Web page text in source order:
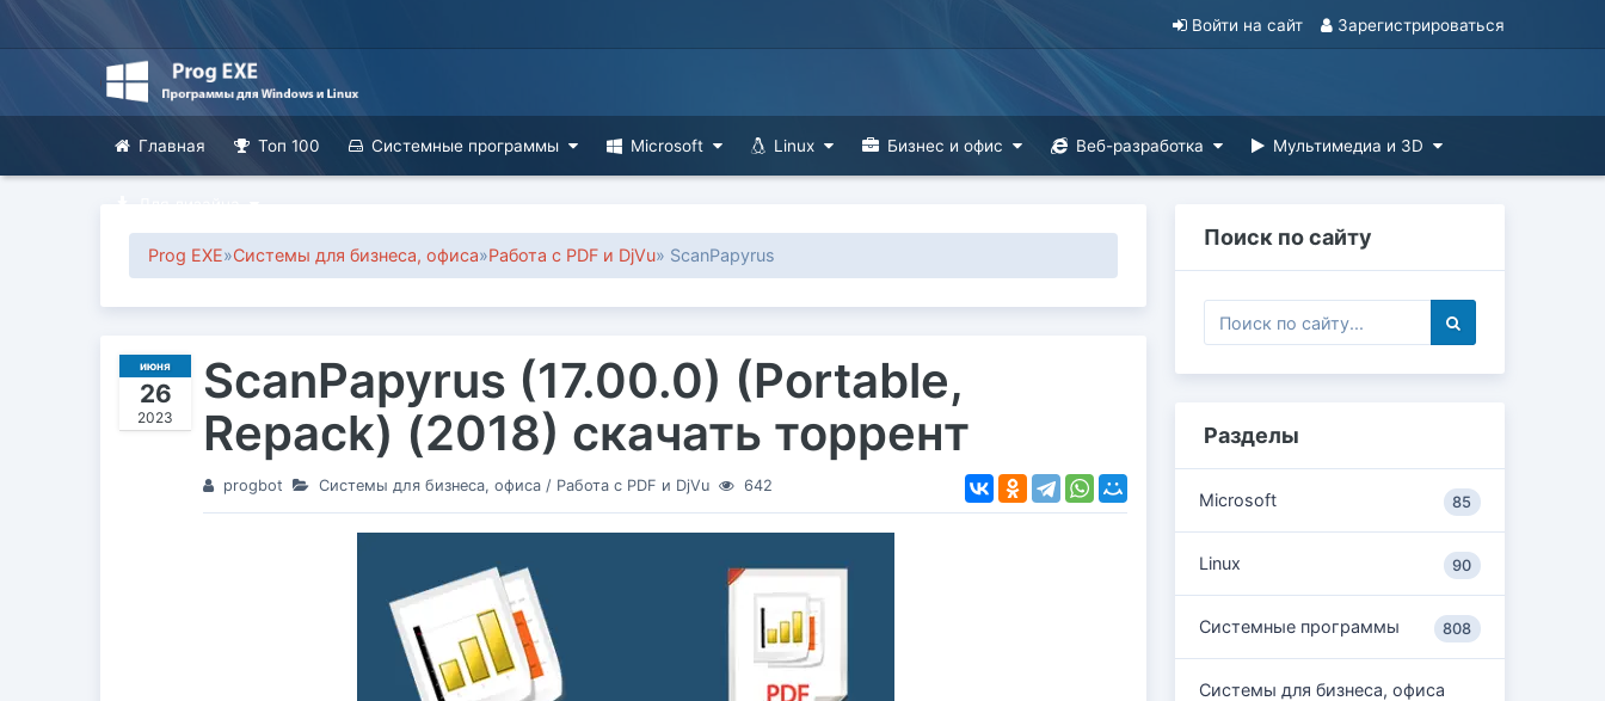
Войти на сайт Зарегистрироваться
Главная Топ 100 Системные программы Microsoft Linux Бизнес и офис Веб-разработка Мультимедиа и 3D
Prog EXE»Системы для бизнеса, офиса»Работа с PDF и DjVu» ScanPapyrus
июня
26
2023
ScanPapyrus (17.00.0) (Portable,
Repack) (2018) скачать торрент
progbot Системы для бизнеса, офиса / Работа с PDF и DjVu 642
Поиск по сайту
Разделы
Microsoft 85
Linux 90
Системные программы 808
Системы для бизнеса, офиса